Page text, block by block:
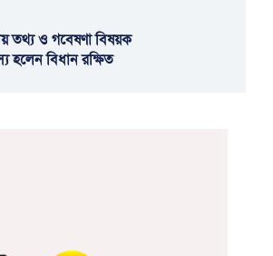
তথ্য ও গবেষণা বিষয়ক
হলেন বিধান রক্ষিত